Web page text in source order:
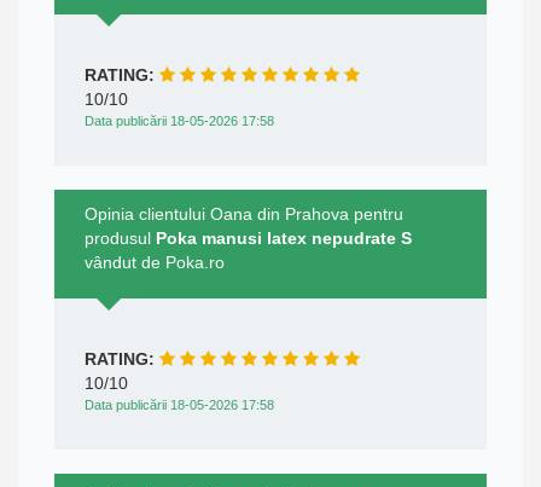
RATING:
10/10
Data publicării 18-05-2026 17:58
Opinia clientului Oana din Prahova pentru
produsul Poka manusi latex nepudrate S
vândut de Poka.ro
RATING:
10/10
Data publicării 18-05-2026 17:58